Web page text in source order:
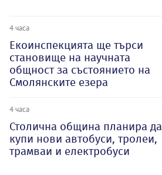
4 часа
Екоинспекцията ще търси
становище на научната
общност за състоянието на
Смолянските езера
4 часа
Столична община планира да
купи нови автобуси, тролеи,
трамваи и електробуси